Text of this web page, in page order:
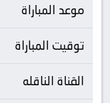
موعد المباراة
توقيت المباراة
القناة الناقله